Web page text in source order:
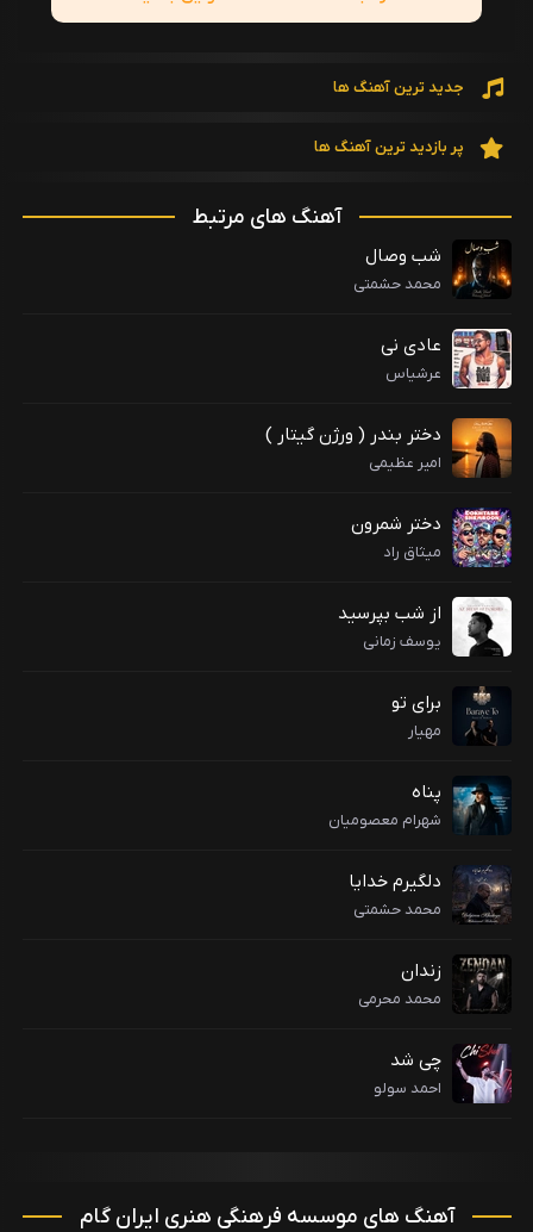
جدید ترین آهنگ ها
پر بازدید ترین آهنگ ها
آهنگ های مرتبط
شب وصال
محمد حشمتی
عادی نی
عرشیاس
دختر بندر ( ورژن گیتار )
امیر عظیمی
دختر شمرون
میثاق راد
از شب بپرسید
یوسف زمانی
برای تو
مهیار
پناه
شهرام معصومیان
دلگیرم خدایا
محمد حشمتی
زندان
محمد محرمی
چی شد
احمد سولو
آهنگ های موسسه فرهنگی هنری ایران گام